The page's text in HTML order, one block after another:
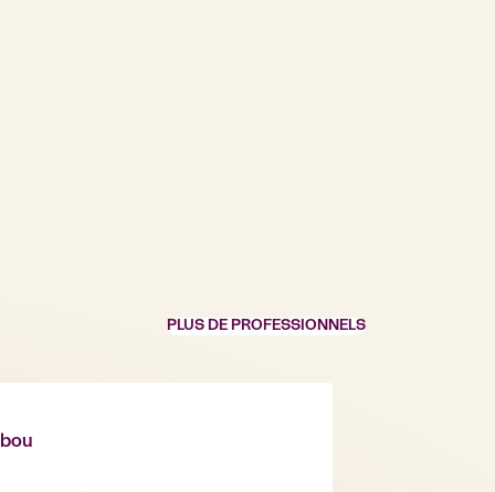
PLUS DE PROFESSIONNELS